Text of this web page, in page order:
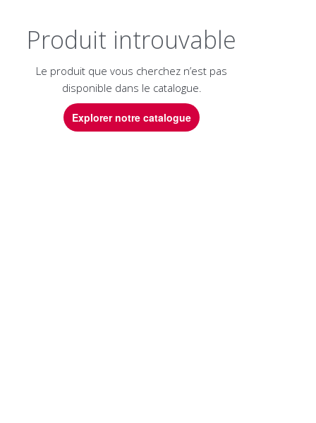
Produit introuvable
Le produit que vous cherchez n’est pas
disponible dans le catalogue.
Explorer notre catalogue